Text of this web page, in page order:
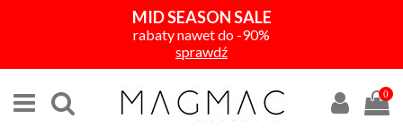
MID SEASON SALE
rabaty nawet do -90%
sprawdź
0